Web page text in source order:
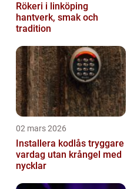
Rökeri i linköping
hantverk, smak och
tradition
02 mars 2026
Installera kodlås tryggare
vardag utan krångel med
nycklar